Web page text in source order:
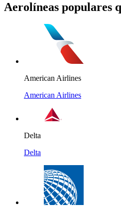
Aerolíneas populares
American Airlines
American Airlines
Delta
Delta